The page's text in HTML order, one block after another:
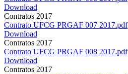
Download
Contratos 2017
Contrato UFCG PRGAF 007 2017.pdf
Download
Contratos 2017
Contrato UFCG PRGAF 008 2017.pdf
Download
Contratos 2017